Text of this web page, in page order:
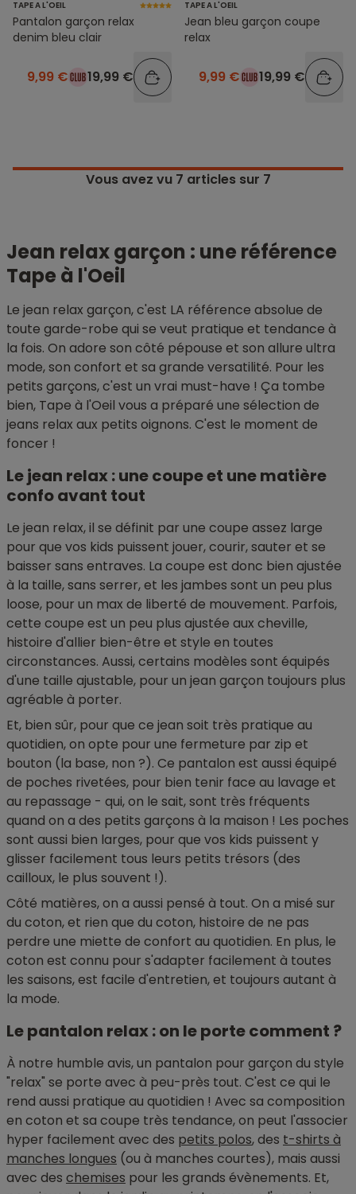
TAPE A L'OEIL
Pantalon garçon relax
denim bleu clair
9,99 € 19,99 €
TAPE A L'OEIL
Jean bleu garçon coupe
relax
9,99 € 19,99 €
Vous avez vu 7 articles sur 7
Jean relax garçon : une référence
Tape à l'Oeil
Le jean relax garçon, c'est LA référence absolue de
toute garde-robe qui se veut pratique et tendance à
la fois. On adore son côté pépouse et son allure ultra
mode, son confort et sa grande versatilité. Pour les
petits garçons, c'est un vrai must-have ! Ça tombe
bien, Tape à l'Oeil vous a préparé une sélection de
jeans relax aux petits oignons. C'est le moment de
foncer !
Le jean relax : une coupe et une matière
confo avant tout
Le jean relax, il se définit par une coupe assez large
pour que vos kids puissent jouer, courir, sauter et se
baisser sans entraves. La coupe est donc bien ajustée
à la taille, sans serrer, et les jambes sont un peu plus
loose, pour un max de liberté de mouvement. Parfois,
cette coupe est un peu plus ajustée aux cheville,
histoire d'allier bien-être et style en toutes
circonstances. Aussi, certains modèles sont équipés
d'une taille ajustable, pour un jean garçon toujours plus
agréable à porter.
Et, bien sûr, pour que ce jean soit très pratique au
quotidien, on opte pour une fermeture par zip et
bouton (la base, non ?). Ce pantalon est aussi équipé
de poches rivetées, pour bien tenir face au lavage et
au repassage - qui, on le sait, sont très fréquents
quand on a des petits garçons à la maison ! Les poches
sont aussi bien larges, pour que vos kids puissent y
glisser facilement tous leurs petits trésors (des
cailloux, le plus souvent !).
Côté matières, on a aussi pensé à tout. On a misé sur
du coton, et rien que du coton, histoire de ne pas
perdre une miette de confort au quotidien. En plus, le
coton est connu pour s'adapter facilement à toutes
les saisons, est facile d'entretien, et toujours autant à
la mode.
Le pantalon relax : on le porte comment ?
À notre humble avis, un pantalon pour garçon du style
"relax" se porte avec à peu-près tout. C'est ce qui le
rend aussi pratique au quotidien ! Avec sa composition
en coton et sa coupe très tendance, on peut l'associer
hyper facilement avec des petits polos, des t-shirts à
manches longues (ou à manches courtes), mais aussi
avec des chemises pour les grands évènements. Et,